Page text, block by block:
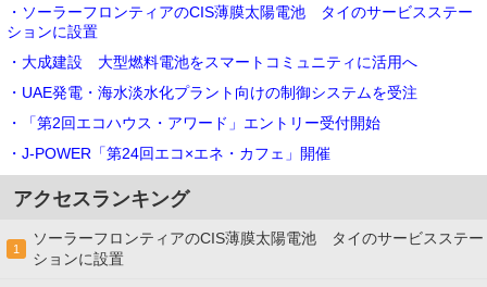
・ソーラーフロンティアのCIS薄膜太陽電池 タイのサービスステー
ションに設置
・大成建設 大型燃料電池をスマートコミュニティに活用へ
・UAE発電・海水淡水化プラント向けの制御システムを受注
・「第2回エコハウス・アワード」エントリー受付開始
・J-POWER「第24回エコ×エネ・カフェ」開催
アクセスランキング
1
ソーラーフロンティアのCIS薄膜太陽電池 タイのサービスステー
ションに設置